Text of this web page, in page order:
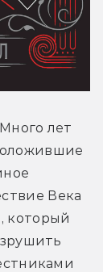
лет
Века
который